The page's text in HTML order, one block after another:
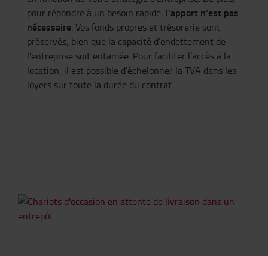
pour répondre à un besoin rapide, l’apport n’est pas
nécessaire. Vos fonds propres et trésorerie sont
préservés, bien que la capacité d’endettement de
l’entreprise soit entamée. Pour faciliter l’accès à la
location, il est possible d’échelonner la TVA dans les
loyers sur toute la durée du contrat.